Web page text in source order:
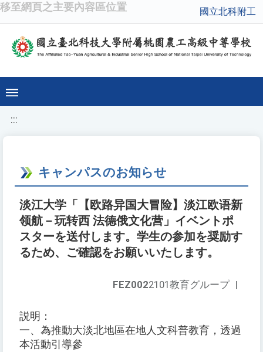
移至網頁之主要內容區位置 國立北科附工
:::
キャンパスのお知らせ
淡江大学「【欧路异国大冒险】淡江欧语新
领航－玩转西 法德俄文化营」イベントポ
スターを送付します。学生の参加を奨励す
るため、ご確認をお願いいたします。
FEZ0022101教育グループ |
説明：
一、為推動大淡北地區在地人文科普教育，透過
本活動引導參